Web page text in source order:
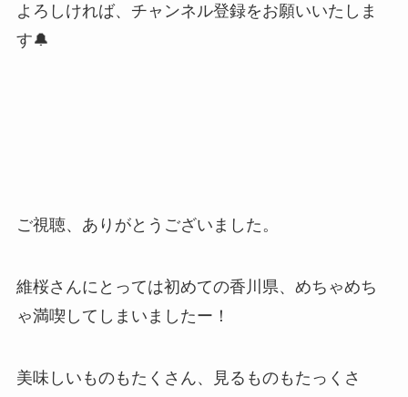
よろしければ、チャンネル登録をお願いいたしま
す🔔
ご視聴、ありがとうございました。
維桜さんにとっては初めての香川県、めちゃめち
ゃ満喫してしまいましたー！
美味しいものもたくさん、見るものもたっくさ